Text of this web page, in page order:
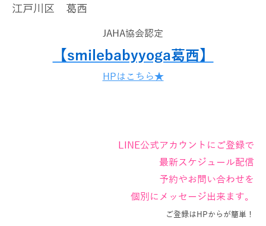
江戸川区 葛西
JAHA協会認定
【smilebabyyoga葛西】
HPはこちら★
LINE公式アカウントにご登録で
最新スケジュール配信
予約やお問い合わせを
個別にメッセージ出来ます。
ご登録はHPからが簡単！